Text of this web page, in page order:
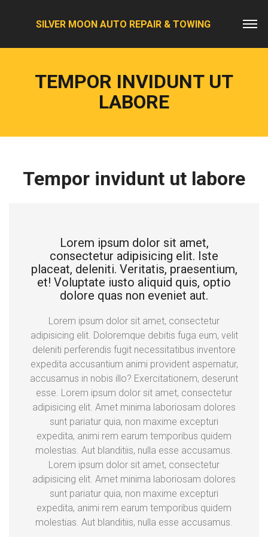
SILVER MOON AUTO REPAIR & TOWING
TEMPOR INVIDUNT UT
LABORE
Tempor invidunt ut labore
Lorem ipsum dolor sit amet,
consectetur adipisicing elit. Iste
placeat, deleniti. Veritatis, praesentium,
et! Voluptate iusto aliquid quis, optio
dolore quas non eveniet aut.
Lorem ipsum dolor sit amet, consectetur
adipisicing elit. Doloremque debitis fuga eum, velit
deleniti perferendis fugit necessitatibus inventore
expedita accusantium animi provident aspernatur,
accusamus in nobis illo? Exercitationem, deserunt
esse. Lorem ipsum dolor sit amet, consectetur
adipisicing elit. Amet minima laboriosam dolores
sunt pariatur quia, non maxime excepturi
expedita, animi rem earum temporibus quidem
molestias. Aut blanditiis, nulla esse accusamus.
Lorem ipsum dolor sit amet, consectetur
adipisicing elit. Amet minima laboriosam dolores
sunt pariatur quia, non maxime excepturi
expedita, animi rem earum temporibus quidem
molestias. Aut blanditiis, nulla esse accusamus.